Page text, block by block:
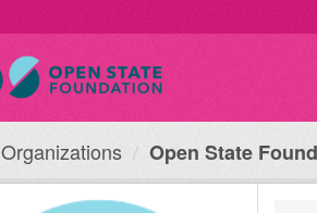
Organizations Open State